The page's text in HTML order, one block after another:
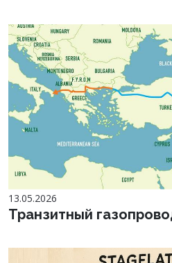
13.05.2026
Транзитный